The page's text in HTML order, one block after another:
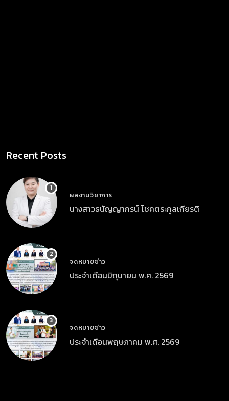
Recent Posts
ผลงานวิชาการ
นางสาวธนัญญากรน์ โชคตระกูลเกียรติ
จดหมายข่าว
ประจำเดือนมิถุนายน พ.ศ. 2569
จดหมายข่าว
ประจำเดือนพฤษภาคม พ.ศ. 2569